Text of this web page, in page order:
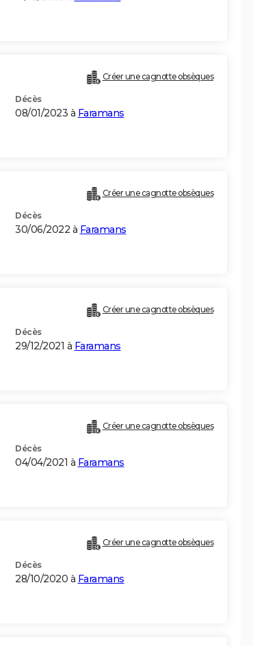
Créer une cagnotte obsèques
Décès
08/01/2023 à Faramans
Créer une cagnotte obsèques
Décès
30/06/2022 à Faramans
Créer une cagnotte obsèques
Décès
29/12/2021 à Faramans
Créer une cagnotte obsèques
Décès
04/04/2021 à Faramans
Créer une cagnotte obsèques
Décès
28/10/2020 à Faramans